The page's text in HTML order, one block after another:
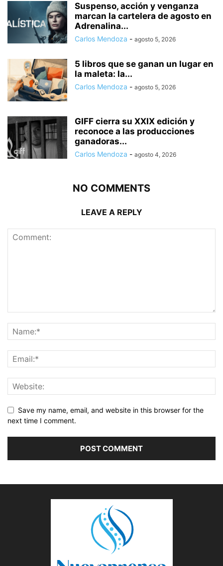
Suspenso, acción y venganza
marcan la cartelera de agosto en
Adrenalina...
Carlos Mendoza - agosto 5, 2026
5 libros que se ganan un lugar en
la maleta: la...
Carlos Mendoza - agosto 5, 2026
GIFF cierra su XXIX edición y
reconoce a las producciones
ganadoras...
Carlos Mendoza - agosto 4, 2026
NO COMMENTS
LEAVE A REPLY
Save my name, email, and website in this browser for the
next time I comment.